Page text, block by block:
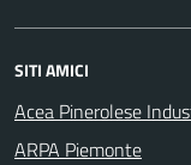
SITI AMICI
Acea Pinerolese
ARPA Piemonte